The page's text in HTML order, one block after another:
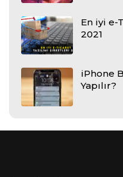
En iyi e-
2021
iPhone
Yapılır?